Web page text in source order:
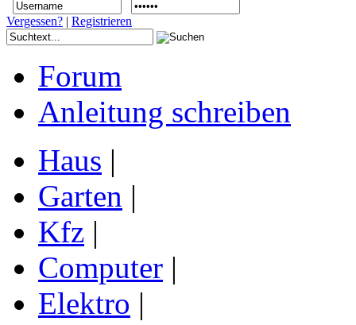
Vergessen? | Registrieren
Forum
Anleitung schreiben
Haus |
Garten |
Kfz |
Computer |
Elektro |